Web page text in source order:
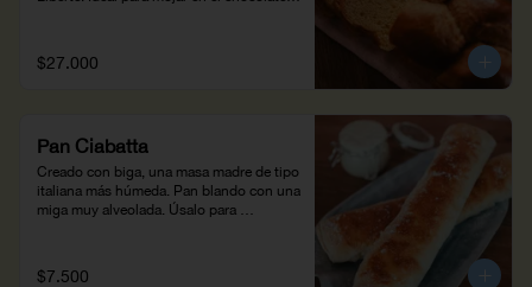
francesa (370g).
$27.000
Pan Ciabatta
Creado con biga, una masa madre de tipo
italiana más húmeda. Pan blando con una
miga muy alveolada. Úsalo para
$7.500